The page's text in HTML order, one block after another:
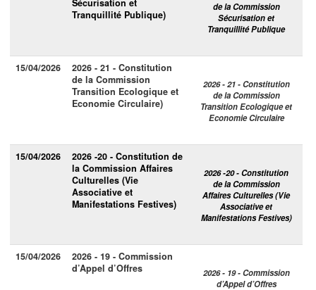
Sécurisation et
Tranquillité Publique)
de la Commission
Sécurisation et
Tranquillité Publique
15/04/2026
2026 - 21 - Constitution
de la Commission
Transition Ecologique et
Economie Circulaire)
2026 - 21 - Constitution
de la Commission
Transition Ecologique et
Economie Circulaire
15/04/2026
2026 -20 - Constitution de
la Commission Affaires
Culturelles (Vie
Associative et
Manifestations Festives)
2026 -20 - Constitution
de la Commission
Affaires Culturelles (Vie
Associative et
Manifestations Festives)
15/04/2026
2026 - 19 - Commission
d’Appel d’Offres
2026 - 19 - Commission
d’Appel d’Offres